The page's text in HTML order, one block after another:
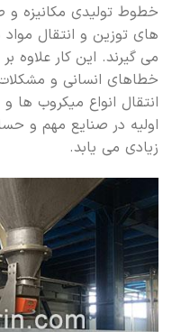
خطوط تولیدی مکانیزه و
های توزین و انتقال مواد
می گیرند. این کار علاوه
خطاهای انسانی و
انتقال انواع میکروب ها
اولیه در صنایع مهم و
زیادی می یابد.